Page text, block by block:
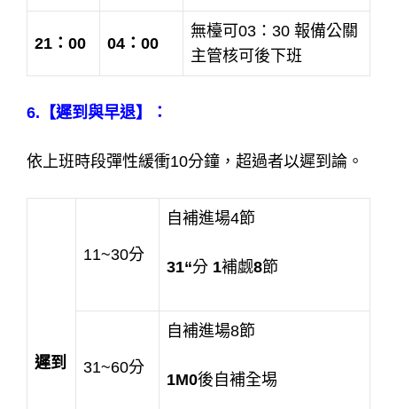
21：00 04：00
無檯可03：30 報備公關
主管核可後下班
6.【遲到與早退】：
依上班時段彈性緩衝10分鐘，超過者以遲到論。
遲到
11~30分
自補進場4節
31“分 1補觑8節
31~60分
自補進場8節
1M0後自補全埸